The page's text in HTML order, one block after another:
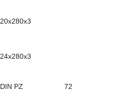
20x280x3
24x280x3
DIN PZ 72